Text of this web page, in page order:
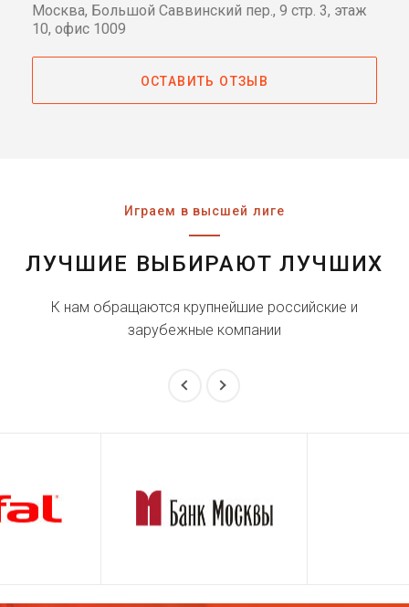
Москва, Большой Саввинский пер., 9 стр. 3, этаж
10, офис 1009
ОСТАВИТЬ ОТЗЫВ
Играем в высшей лиге
ЛУЧШИЕ ВЫБИРАЮТ ЛУЧШИХ
К нам обращаются крупнейшие российские и
зарубежные компании